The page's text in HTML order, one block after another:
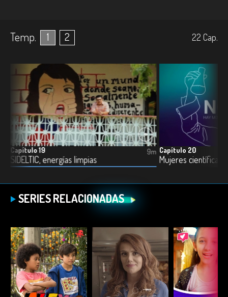
Temp. 1 2 22 Cap.
Capítulo 19
SIDELTIC, energías limpias
9m Capítulo 20
Mujeres científicas
SERIES RELACIONADAS